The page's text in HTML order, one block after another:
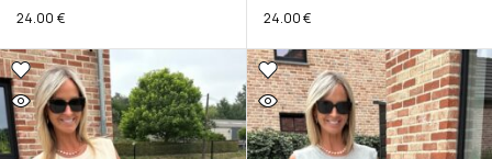
24.00 € 24.00€